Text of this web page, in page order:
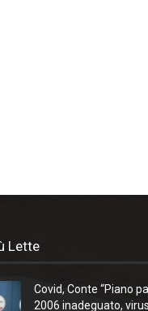
Lette
Covid, Conte “Piano
2006 inadeguato,